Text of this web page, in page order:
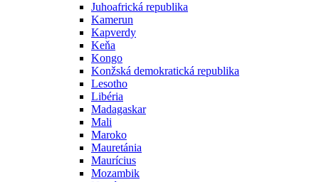
Juhoafrická republika
Kamerun
Kapverdy
Keňa
Kongo
Konžská demokratická republika
Lesotho
Libéria
Madagaskar
Mali
Maroko
Mauretánia
Maurícius
Mozambik